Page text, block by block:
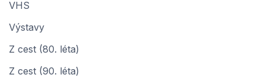
VHS
Výstavy
Z cest (80. léta)
Z cest (90. léta)